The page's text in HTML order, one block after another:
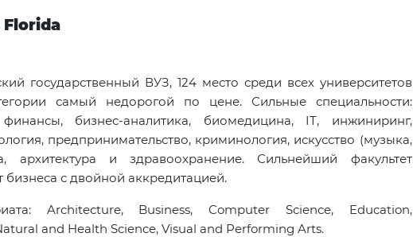
государственный ВУЗ, 124 место среди всех университетов
самый недорогой по цене. Сильные специальности:
бизнес-аналитика, биомедицина, IT, инжиниринг,
предпринимательство, криминология, искусство (музыка,
архитектура и здравоохранение. Сильнейший факультет
бизнеса с двойной аккредитацией.
Architecture, Business, Computer Science, Education,
and Health Science, Visual and Performing Arts.